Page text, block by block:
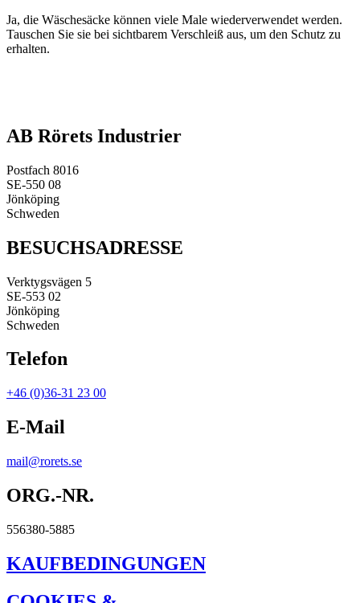
Ja, die Wäschesäcke können viele Male wiederverwendet werden.
Tauschen Sie sie bei sichtbarem Verschleiß aus, um den Schutz zu
erhalten.
AB Rörets Industrier
Postfach 8016
SE-550 08
Jönköping
Schweden
BESUCHSADRESSE
Verktygsvägen 5
SE-553 02
Jönköping
Schweden
Telefon
+46 (0)36-31 23 00
E-Mail
mail@rorets.se
ORG.-NR.
556380-5885
KAUFBEDINGUNGEN